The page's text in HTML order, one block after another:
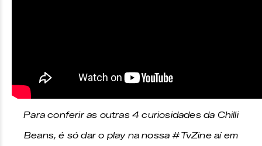
Para conferir as outras 4 curiosidades da Chilli
Beans, é só dar o play na nossa #TvZine aí em